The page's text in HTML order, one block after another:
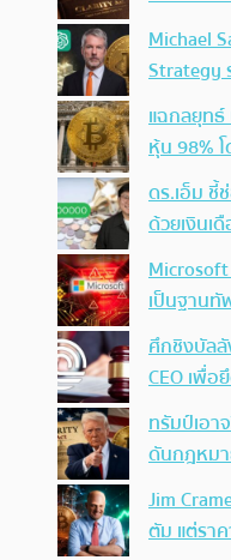
Michael
Strategy
แฉกลยุทธ์
หุ้น 98%
ดร.เอ็ม ชี้
ด้วยเงินเ
Microsoft
เป็นฐานทั
ศึกชิงบัล
CEO เพื่
ทรัมป์เอา
ดันกฎหม
Jim
ตัม แต่รา